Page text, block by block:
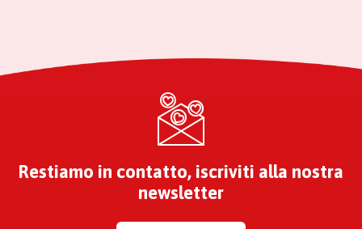
Restiamo in contatto, iscriviti alla nostra
newsletter